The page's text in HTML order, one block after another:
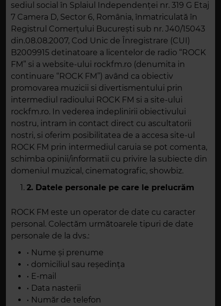
sediul social în Splaiul Independenţei nr. 319 G Etaj
7 Camera D, Sector 6, România, înmatriculată în
Registrul Comerţului Bucureşti sub nr. J40/15043
din.08.08.2007, Cod Unic de Înregistrare (CUI)
B2009915 detinatoare a licentelor de radio “ROCK
FM” si a website-ului rockfm.ro (denumita in
continuare “ROCK FM”) având ca obiectiv
promovarea muzicii si divertismentului prin
intermediul radioului ROCK FM si a site-ului
rockfm.ro. In vederea indeplinirii obiectivului
nostru, intram in contact direct cu ascultatorii
nostri, si oferim posibilitatea de a accesa site-ul
ROCK FM prin intermediul caruia se pot comenta,
schimba opinii/informatii cu privire la subiecte din
domeniul muzical, cinematografic, showbiz.
2. Datele personale pe care le prelucrăm
ROCK FM este un operator de date cu caracter
personal. Colectăm următoarele tipuri de date
personale de la dvs.:
• Nume și prenume
• domiciliul sau reședința
• E-mail
• Data nasterii
• Număr de telefon